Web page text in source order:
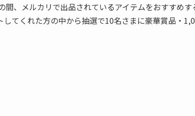
間、メルカリで出品されているアイテムをおすすめ
てくれた方の中から抽選で10名さまに豪華賞品・